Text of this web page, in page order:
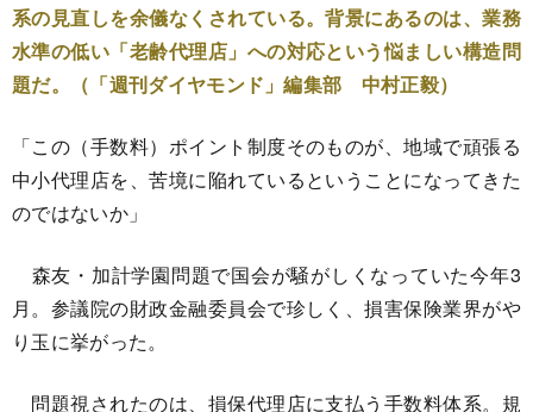
系の見直しを余儀なくされている。背景にあるのは、業務
水準の低い「老齢代理店」への対応という悩ましい構造問
題だ。（「週刊ダイヤモンド」編集部 中村正毅）
「この（手数料）ポイント制度そのものが、地域で頑張る
中小代理店を、苦境に陥れているということになってきた
のではないか」
森友・加計学園問題で国会が騒がしくなっていた今年3
月。参議院の財政金融委員会で珍しく、損害保険業界がや
り玉に挙がった。
問題視されたのは、損保代理店に支払う手数料体系。規